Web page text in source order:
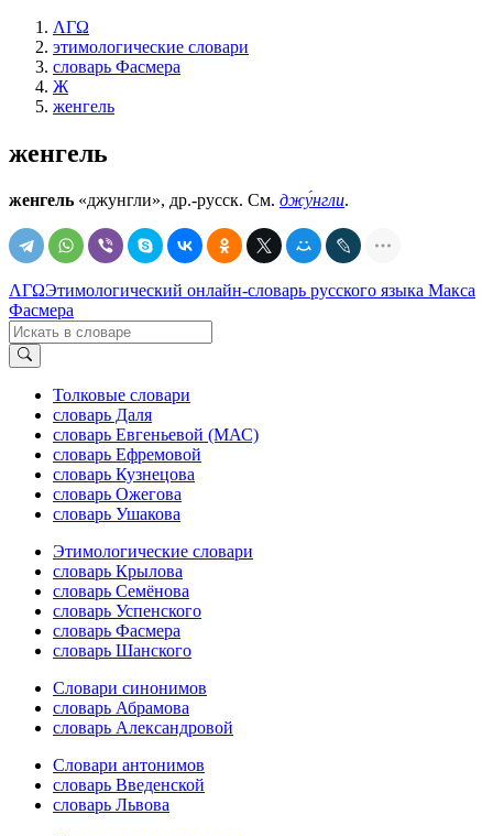
ΛΓΩ
этимологические словари
словарь Фасмера
Ж
женгель
женгель
женгель «джунгли», др.-русск. См. джу́нгли.
ΛΓΩЭтимологический онлайн-словарь русского языка Макса
Фасмера
Толковые словари
словарь Даля
словарь Евгеньевой (МАС)
словарь Ефремовой
словарь Кузнецова
словарь Ожегова
словарь Ушакова
Этимологические словари
словарь Крылова
словарь Семёнова
словарь Успенского
словарь Фасмера
словарь Шанского
Словари синонимов
словарь Абрамова
словарь Александровой
Словари антонимов
словарь Введенской
словарь Львова